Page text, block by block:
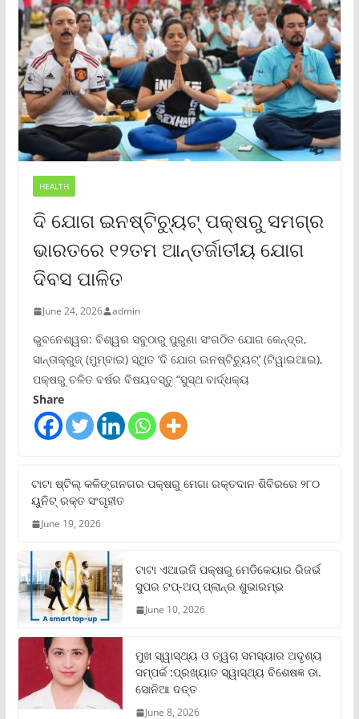
HEALTH
ଦି ଯୋଗ ଇନଷ୍ଟିଚ୍ୟୁଟ୍ ପକ୍ଷରୁ ସମଗ୍ର
ଭାରତରେ ୧୨ତମ ଆନ୍ତର୍ଜାତୀୟ ଯୋଗ
ଦିବସ ପାଳିତ
June 24, 2026 admin
ଭୁବନେଶ୍ୱର: ବିଶ୍ୱର ସବୁଠାରୁ ପୁରୁଣା ସଂଗଠିତ ଯୋଗ କେନ୍ଦ୍ର,
ସାନ୍ତାକ୍ରୁଜ୍ (ମୁମ୍ବାଇ) ସ୍ଥିତ ‘ଦି ଯୋଗ ଇନଷ୍ଟିଚ୍ୟୁଟ୍‌’ (ଟିୱାଇଆଇ),
ପକ୍ଷରୁ ଚଳିତ ବର୍ଷର ବିଷୟବସ୍ତୁ “ସୁସ୍ଥ ବାର୍ଦ୍ଧକ୍ୟ
Share
ଟାଟା ଷ୍ଟିଲ୍‌ କଳିଙ୍ଗନଗର ପକ୍ଷରୁ ମେଗା ରକ୍ତଦାନ ଶିବିରରେ ୨୮୦
ୟୁନିଟ୍‌ ରକ୍ତ ସଂଗୃହୀତ
June 19, 2026
ଟାଟା ଏଆଇଜି ପକ୍ଷରୁ ମେଡିକେୟାର ରିଜର୍ଭ
ସୁପର ଟପ୍‌-ଅପ୍ ପ୍ଲାନ୍‌ର ଶୁଭାରମ୍ଭ
June 10, 2026
ମୁଖ ସ୍ୱାସ୍ଥ୍ୟ ଓ ତ୍ୱଚା ସମସ୍ୟାର ଅଦୃଶ୍ୟ
ସମ୍ପର୍କ :ପ୍ରଖ୍ୟାତ ସ୍ୱାସ୍ଥ୍ୟ ବିଶେଷଜ୍ଞ ଡା.
ସୋନିଆ ଦତ୍ତ
June 8, 2026